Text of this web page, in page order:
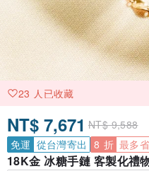
23 人已收藏
NT$ 7,671 NT$ 9,588
免運 從台灣寄出 8 折 最多
18K金 冰糖手鏈 客製化禮